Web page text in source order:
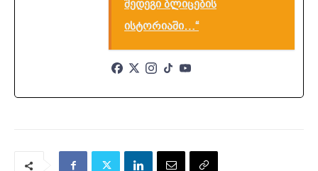
შედეგი ბლიცების
ისტორიაში…“